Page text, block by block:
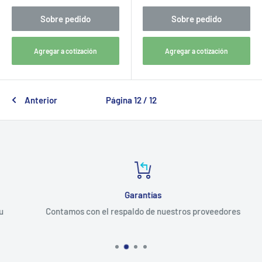
Sobre pedido
Agregar a cotización
Sobre pedido
Agregar a cotización
Anterior Página 12 / 12
Garantías
Contamos con el respaldo de nuestros proveedores